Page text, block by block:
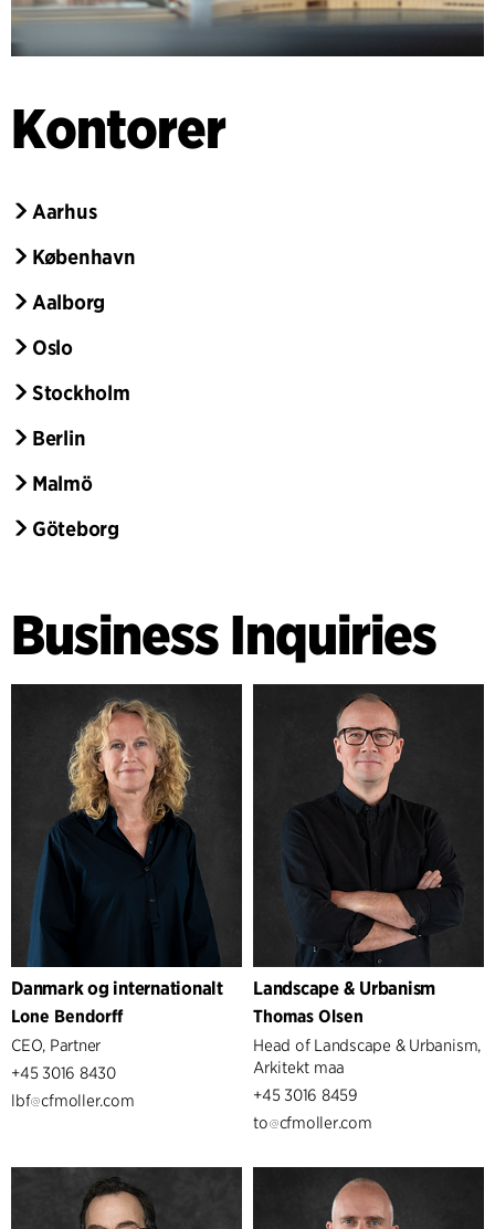
Kontorer
Aarhus
København
Aalborg
Oslo
Stockholm
Berlin
Malmö
Göteborg
Business Inquiries
Danmark og internationalt
Lone Bendorff
CEO, Partner
+45 3016 8430
lbf cfmoller.com
Landscape & Urbanism
Thomas Olsen
Head of Landscape & Urbanism,
Arkitekt maa
+45 3016 8459
to
cfmoller.com